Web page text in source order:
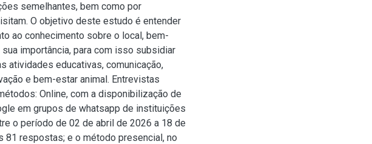
semelhantes, bem como por
O objetivo deste estudo é entender
ao conhecimento sobre o local, bem-
importância, para com isso subsidiar
atividades educativas, comunicação,
e bem-estar animal. Entrevistas
Online, com a disponibilização de
em grupos de whatsapp de instituições
o período de 02 de abril de 2026 a 18 de
81 respostas; e o método presencial, no